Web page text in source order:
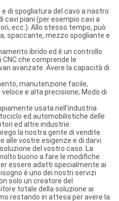
di spogliatura del cavo a nastro
cavi piani (per esempio cavi a
ecc.). Allo stesso tempo, può
spaccante, mezzo spogliante e
ibrido ed è un controllo
che comprende le
avanzate. Avere la capacità di
manutenzione facile,
e alta precisione; Modo di
usata nell'industria
ed automobilistiche delle
ed altre industrie.
la nostra gente di vendite.
alle vostre esigenze e di darvi
del vostro caso. La
buono a fare le modifiche
essere adatti specialmente ai
è uno dei nostri servizi
solo un creatore del
totale della soluzione ai
restando in attesa per avere la